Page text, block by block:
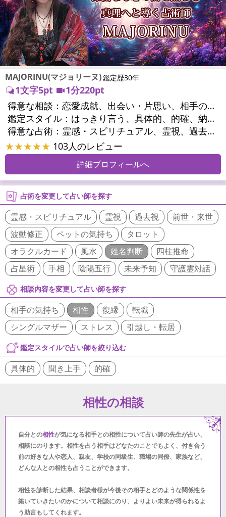
MAJORINU(マジョリーヌ)鑑定歴30年
1文字5pt
1分220pt
得意な相談：
恋愛成就、出会い・片思い、相手の気持ち、相性、縁結び、結婚、男心・女心、二人の今後、複雑な恋愛、三角関係、略奪愛、浮気、不倫、復活愛、復縁、離婚、同性愛・LGBT、人間関係、職場の人間関係、対人関係、仕事運、適職、天職、転職、進路、就職、人生全般、使命、経営相談、人事、開業、夢、目標、ビジネスチャンス、ビジネスパートナー、パワーハラスメント、セクシャルハラスメント、家族関係、夫婦関係、家庭問題、夫婦問題、親族問題、育児・子育て、シングルマザー、ドメスティックバイオレンス、相続関係、精神問題、心の問題、うつ、トラウマ、ストレス、いじめ、人生相談、霊的問題、魂の本質、前世、ペットの気持ち、パワーストーン選択、引越し・転居、方位、健康運、金運、金銭トラブル、ご近所問題、縁切り
鑑定スタイル：
はっきり言う、具体的、的確、納得感、情報量が多い、友達のように相談できる、聞き上手、とても話しやすい、じっくり聞いてくれる、愛にあふれ温かい、深く濃厚、勇気をくれる、前向き・元気になれる、実力派
得意な占術：
霊感・スピリチュアル、霊視、過去視、未来予知、前世・来世、波動修正、オーラ、エネルギー調整、ソウルメイト、チャネリング、ペットの気持ち、タロット、オラクルカード、風水、姓名判断、九星気学、四柱推命、占星術、数秘術、カラー診断、易学、祈祷、祈願、縁結び、縁切り、ダウジング、ルーン、パワーストーン、カウンセリング、オリジナル占術、ルノルマンカード
★★★★★ 103人のレビュー
詳細プロフィールへ
占術を変更して占い師を探す
霊感・スピリチュアル 霊視 過去視
前世・来世
波動修正
ペットの気持ち
タロット
オラクルカード
風水 姓名判断
四柱推命
占星術
手相 陰陽五行 未来予知 守護霊対話
相談内容を変更して占い師を探す
相手の気持ち 相性 復縁
転職
シングルマザー
ストレス 引越し・転居
鑑定スタイルで占い師を絞り込む
具体的 聞き上手 的確
相性の相談
自分との相性が気になる相手との相性について占い師の先生が占い、
相談にのります。相性を占う相手はどなたのことでもよく、付き合う
前の好きな人や恋人、親友、学校の同級生、職場の同僚、家族など、
どんな人との相性も占うことができます。
相性を診断した結果、相談者様が今後その相手とどのような関係性を
築いていきたいのかについて相談にのり、よりよい未来が得られるよ
う助言もしてくれます。